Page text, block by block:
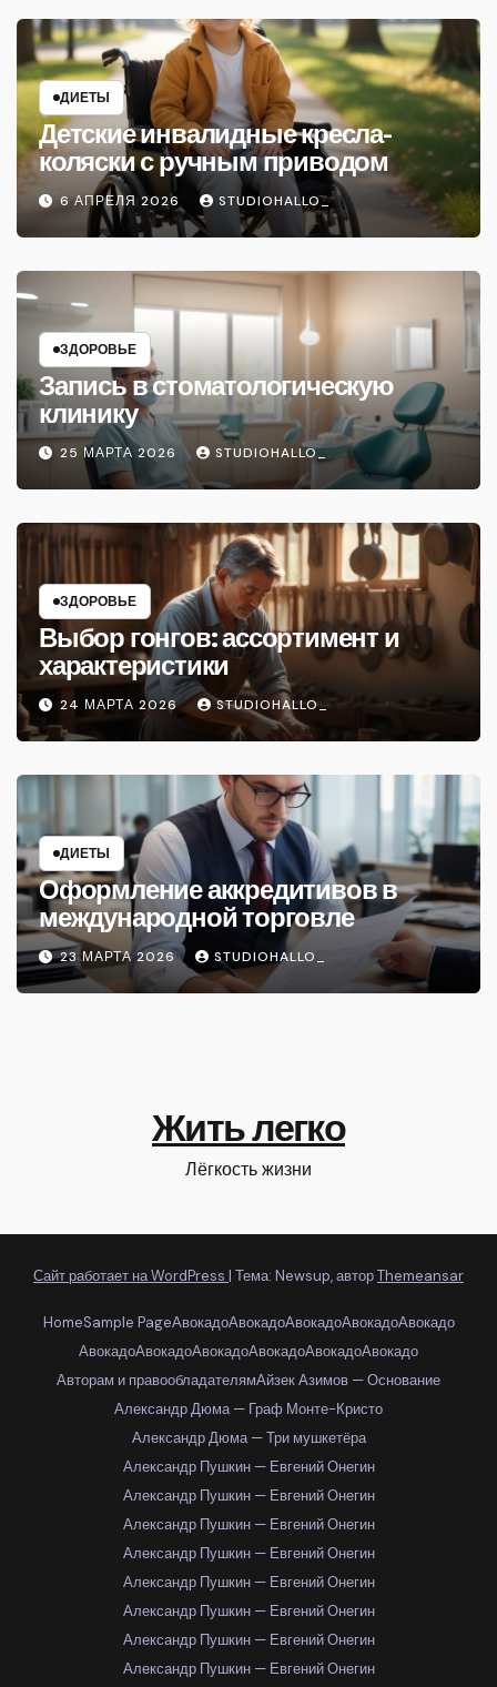
ДИЕТЫ
Детские инвалидные кресла-
коляски с ручным приводом
6 АПРЕЛЯ 2026 STUDIOHALLO_
ЗДОРОВЬЕ
Запись в стоматологическую
клинику
25 МАРТА 2026 STUDIOHALLO_
ЗДОРОВЬЕ
Выбор гонгов: ассортимент и
характеристики
24 МАРТА 2026 STUDIOHALLO_
ДИЕТЫ
Оформление аккредитивов в
международной торговле
23 МАРТА 2026 STUDIOHALLO_
Жить легко
Лёгкость жизни
Сайт работает на WordPress | Тема: Newsup, авторThemeansar
HomeSample PageАвокадоАвокадоАвокадоАвокадоАвокадо
АвокадоАвокадоАвокадоАвокадоАвокадоАвокадо
Авторам и правообладателямАйзек Азимов — Основание
Александр Дюма — Граф Монте-Кристо
Александр Дюма — Три мушкетёра
Александр Пушкин — Евгений Онегин
Александр Пушкин — Евгений Онегин
Александр Пушкин — Евгений Онегин
Александр Пушкин — Евгений Онегин
Александр Пушкин — Евгений Онегин
Александр Пушкин — Евгений Онегин
Александр Пушкин — Евгений Онегин
Александр Пушкин — Евгений Онегин